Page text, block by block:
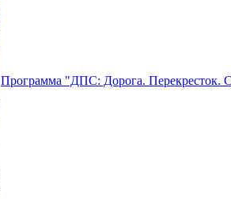
Программа "ДПС: Дорога. Перекресток.